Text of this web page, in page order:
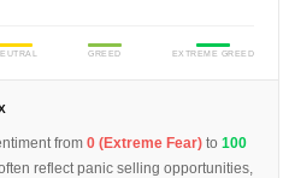
GREED EXTREME GREED
from 0 (Extreme Fear)to 100
reflect panic selling opportunities,